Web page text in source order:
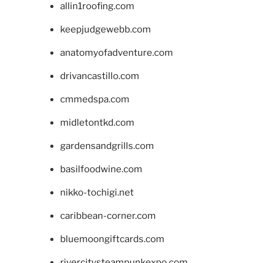
allin1roofing.com
keepjudgewebb.com
anatomyofadventure.com
drivancastillo.com
cmmedspa.com
midletontkd.com
gardensandgrills.com
basilfoodwine.com
nikko-tochigi.net
caribbean-corner.com
bluemoongiftcards.com